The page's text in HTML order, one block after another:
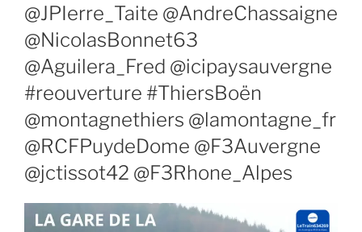
@JPIerre_Taite @AndreChassaigne
@NicolasBonnet63
@Aguilera_Fred @icipaysauvergne
#reouverture #ThiersBoën
@montagnethiers @lamontagne_fr
@RCFPuydeDome @F3Auvergne
@jctissot42 @F3Rhone_Alpes